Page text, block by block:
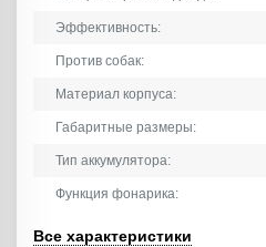
Эффективность:
Против собак:
Материал корпуса:
Габаритные размеры:
Тип аккумулятора:
Функция фонарика:
Все характеристики